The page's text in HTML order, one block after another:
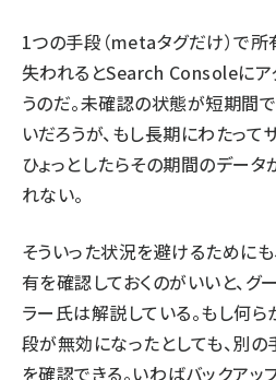
1つの手段（metaタグだけ）で所
失われるとSearch Consoleにア
うのだ。未確認の状態が短期間
いだろうが、もし長期にわたって
ひょっとしたらその期間のデー
れない。
そういった状況を避けるために
有を確認しておくのがいいと、グ
ラー氏は解説している。もし何
段が無効になったとしても、別
を確認できる。いわばバックアッ